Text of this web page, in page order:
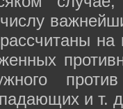
и т.